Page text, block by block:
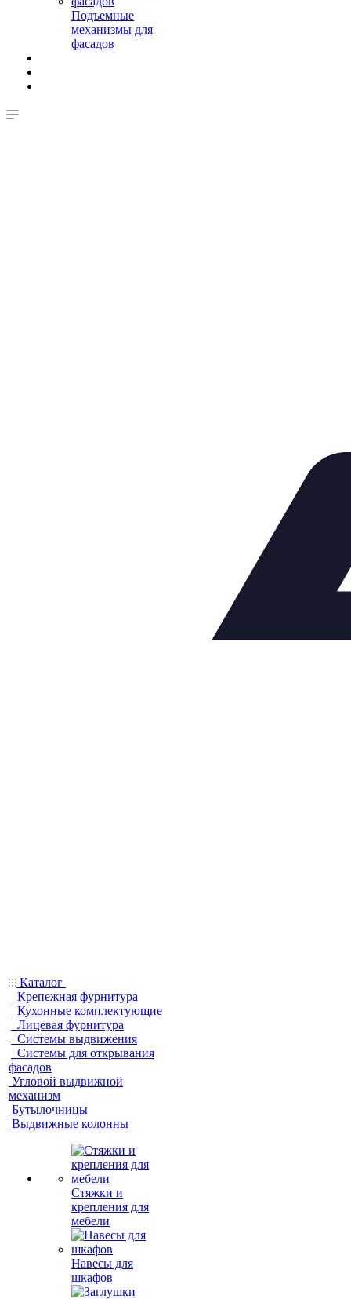
Подъемные
механизмы для
фасадов
Каталог
Крепежная фурнитура
Кухонные комплектующие
Лицевая фурнитура
Системы выдвижения
Системы для открывания
фасадов
Угловой выдвижной
механизм
Бутылочницы
Выдвижные колонны
Стяжки и
крепления для
мебели
Навесы для
шкафов